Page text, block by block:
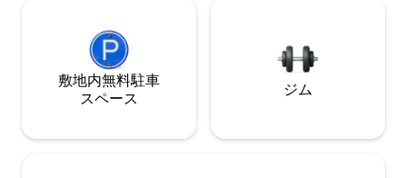
敷地内無料駐⁠車
ス⁠ペ⁠ー⁠ス
ジム